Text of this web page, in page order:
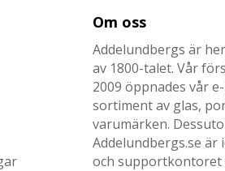
Om oss
Addelundbergs är
av 1800-talet. Vår
2009 öppnades vår
sortiment av glas,
varumärken.
Addelundbergs.se är
och supportkontoret